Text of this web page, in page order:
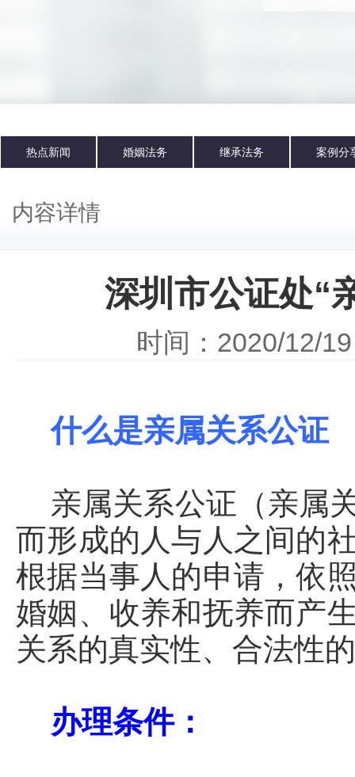
热点新闻 婚姻法务 继承法务 案例分
内容详情
深圳市公证处“
时间：2020/12/
什么是亲属关系公证
亲属关系公证（亲属
而形成的人与人之间的
根据当事人的申请，依
婚姻、收养和抚养而产
关系的真实性、合法性
办理条件：